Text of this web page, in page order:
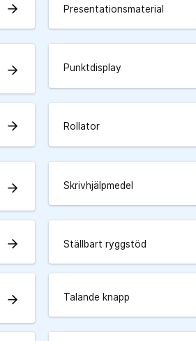
arrow_forward Presentationsmaterial
arrow_forward Punktdisplay
arrow_forward Rollator
arrow_forward Skrivhjälpmedel
arrow_forward Ställbart ryggstöd
arrow_forward Talande knapp